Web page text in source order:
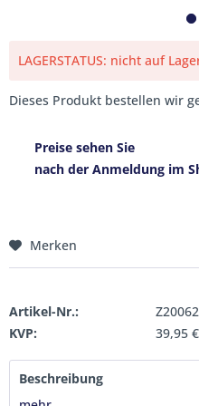
LAGERSTATUS: nicht auf
Dieses Produkt bestellen wir
Preise sehen Sie
nach der Anmeldung im
Merken
Artikel-Nr.:
KVP:
39,95 €
Beschreibung